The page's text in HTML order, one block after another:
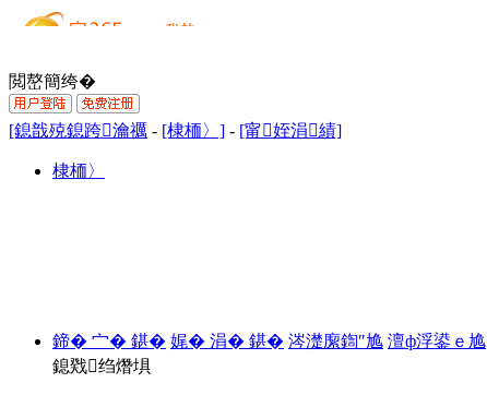
閲嶅簡绔�
[鎴戠殑鎴跨瀹禲 - [棣栭〉] - [甯姪涓績]
棣栭〉
鍗� 宀� 鍖� 娓� 涓� 鍖� 涔濋緳鍧″尯 澶ф浮鍙ｅ尯
鎴戣绉熸埧